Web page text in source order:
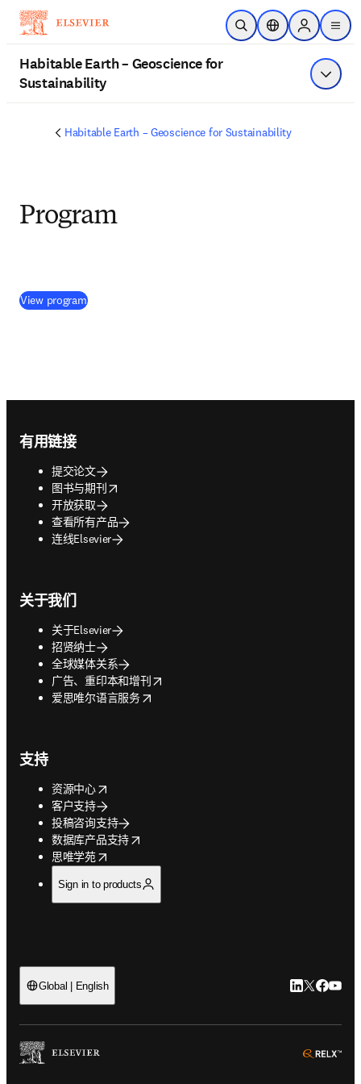
跳转到主内容
开放搜索位置选择器Sign in to
menu
Habitable Earth – Geoscience for
Sustainability
显示菜
Habitable Earth – Geoscience for Sustainability
Program
View program(
有用链接
提交论文
图书与期刊
opens in new tab/window
开放获取
查看所有产品
连线Elsevier
关于我们
关于Elsevier
招贤纳士
全球媒体关系
广告、重印本和增刊
opens in new tab/window
爱思唯尔语言服务
opens in new tab/window
支持
资源中心
opens in new tab/window
客户支持
投稿咨询支持
数据库产品支持
opens in new tab/window
思唯学苑
opens in new tab/window
Sign in to products
Global | English LinkedIn 在
Twitter 在